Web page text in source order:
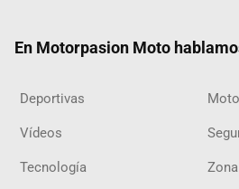
En Motorpasion Moto
Deportivas
Vídeos
Tecnología